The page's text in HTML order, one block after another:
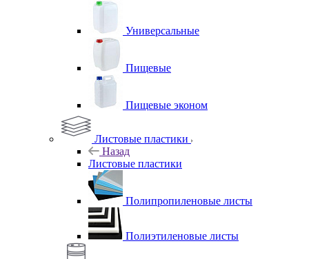
Универсальные
Пищевые
Пищевые эконом
Листовые пластики
Назад
Листовые пластики
Полипропиленовые листы
Полиэтиленовые листы